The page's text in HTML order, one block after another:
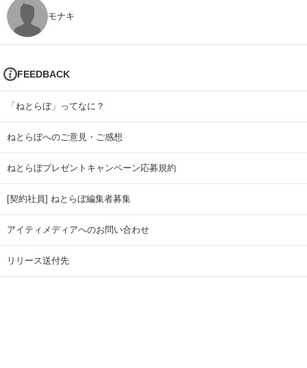
モナキ
FEEDBACK
「ねとらぼ」ってなに？
ねとらぼへのご意見・ご感想
ねとらぼプレゼントキャンペーン応募規約
[契約社員] ねとらぼ編集者募集
アイティメディアへのお問い合わせ
リリース送付先